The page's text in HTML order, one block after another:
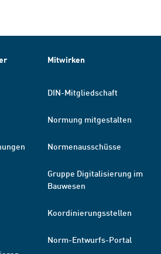
Mitwirken
DIN-Mitgliedschaft
Normung mitgestalten
Normenausschüsse
Gruppe Digitalisierung im
Bauwesen
Koordinierungsstellen
Norm-Entwurfs-Portal